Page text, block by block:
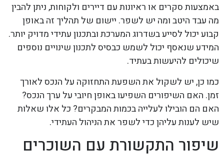
באמצעות סקרים או ראיונות עם דיירים ולקוחות, ניתן להבין
מה עבד היטב ומה יש לשפר. יישום של תהליך זה באופן
קבוע יכול לסייע בשדרוג המערכת ובתכנון עתידי מדויק יותר.
המידע שנאסף יכול לשמש כבסיס לתכנון שינויים נוספים
שיכולים להיעשות בעתיד.
כמו כן, יש לשקול את השפעת התחזוקה על הנכס לאורך
זמן. האם השיפורים השפיעו באופן חיובי על ערך הנכס?
האם הם הובילו לעלייה בכמות המבקרים? כל אלו שאלות
שיש לענות עליהן כדי לשפר את הניהול העתידי.
שיפור התקשורת עם השוכרים